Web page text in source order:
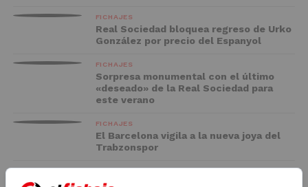
FICHAJES
Real Sociedad bloquea regreso de Urko
González por precio del Espanyol
FICHAJES
Sorpresa monumental con el último
«deseado» de la Real Sociedad para
este verano
FICHAJES
El Barcelona vigila a la nueva joya del
Trabzonspor
FC BARCELONA
El Racing negocia la cesión de Marc